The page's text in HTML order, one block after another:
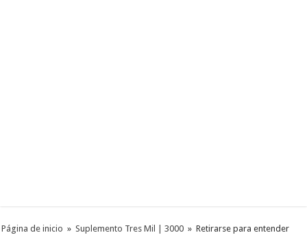
Página de inicio » Suplemento Tres Mil | 3000 » Retirarse para entender